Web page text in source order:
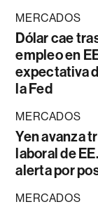
MERCADOS
Dólar cae
empleo en
expectativa
la Fed
MERCADOS
Yen avanza
laboral de
alerta por
MERCADOS